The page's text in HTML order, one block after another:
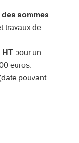
des sommes
travaux de
HT pour un
euros.
(date pouvant